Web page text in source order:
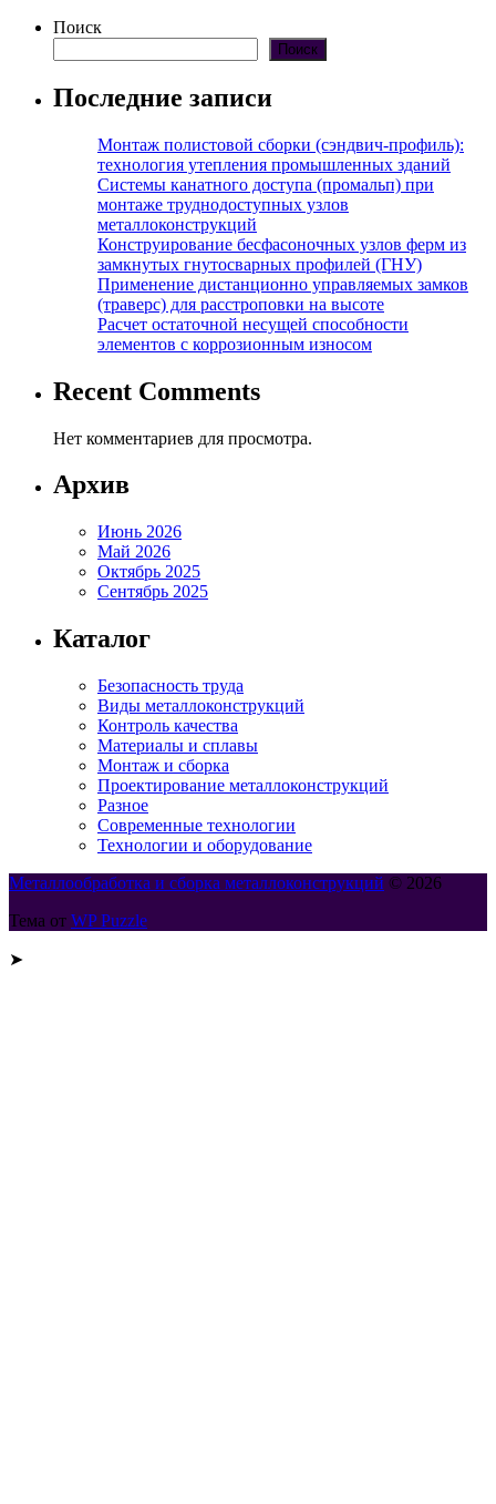
Поиск
Поиск
Последние записи
Монтаж полистовой сборки (сэндвич-профиль):
технология утепления промышленных зданий
Системы канатного доступа (промальп) при
монтаже труднодоступных узлов
металлоконструкций
Конструирование бесфасоночных узлов ферм из
замкнутых гнутосварных профилей (ГНУ)
Применение дистанционно управляемых замков
(траверс) для расстроповки на высоте
Расчет остаточной несущей способности
элементов с коррозионным износом
Recent Comments
Нет комментариев для просмотра.
Архив
Июнь 2026
Май 2026
Октябрь 2025
Сентябрь 2025
Каталог
Безопасность труда
Виды металлоконструкций
Контроль качества
Материалы и сплавы
Монтаж и сборка
Проектирование металлоконструкций
Разное
Современные технологии
Технологии и оборудование
Металлообработка и сборка металлоконструкций © 2026
Тема от WP Puzzle
➤